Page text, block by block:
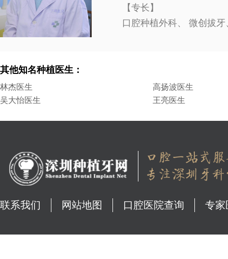
【专长】
口腔种植外科、 微创拔
其他知名种植医生：
林杰医生
高扬波医生
吴大怡医生
王亮医生
联系我们 网站地图 口腔医院查询 专家